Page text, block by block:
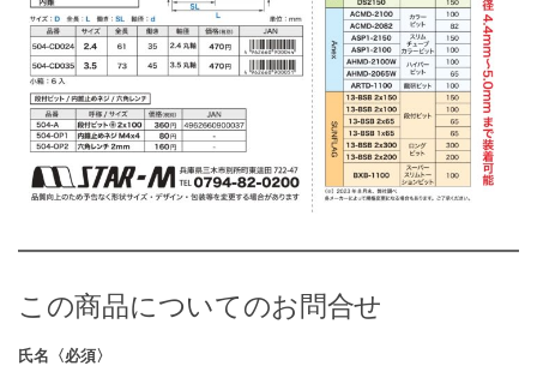
この商品についてのお問合せ
氏名〈必須〉